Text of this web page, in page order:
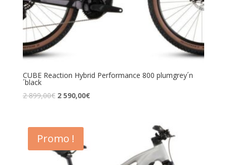
CUBE Reaction Hybrid Performance 800 plumgrey´n
´black
2 899,00€ 2 590,00€
Promo !